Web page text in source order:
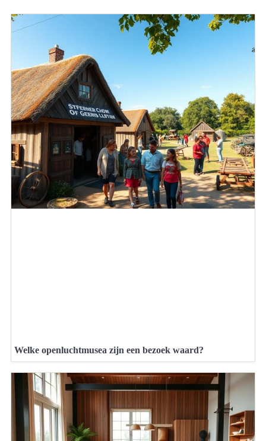
Welke openluchtmusea zijn een bezoek waard?